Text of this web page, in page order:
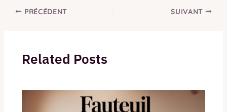
PRÉCÉDENT SUIVANT
Related Posts